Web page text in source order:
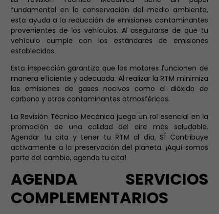
fundamental en la conservación del medio ambiente,
esta ayuda a la reducción de emisiones contaminantes
provenientes de los vehículos. Al asegurarse de que tu
vehículo cumple con los estándares de emisiones
establecidos.
Esta inspección garantiza que los motores funcionen de
manera eficiente y adecuada. Al realizar la RTM minimiza
las emisiones de gases nocivos como el dióxido de
carbono y otros contaminantes atmosféricos.
La Revisión Técnico Mecánica juega un rol esencial en la
promoción de una calidad del aire más saludable.
Agendar tu cita y tener tu RTM al día, SÍ Contribuye
activamente a la preservación del planeta. ¡Aquí somos
parte del cambio, agenda tu cita!
AGENDA SERVICIOS
COMPLEMENTARIOS